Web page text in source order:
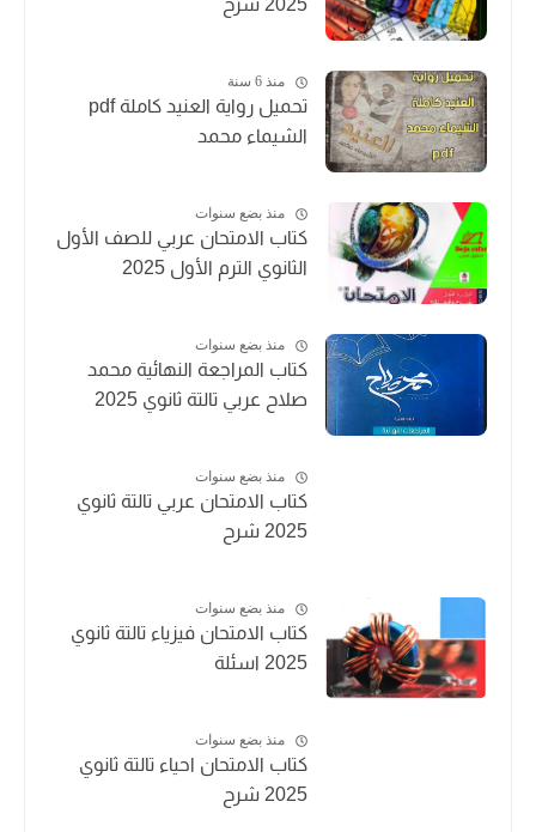
2025 شرح
منذ 6 سنة
تحميل رواية العنيد كاملة pdf
الشيماء محمد
منذ بضع سنوات
كتاب الامتحان عربي للصف الأول
الثانوي الترم الأول 2025
منذ بضع سنوات
كتاب المراجعة النهائية محمد
صلاح عربي تالتة ثانوي 2025
منذ بضع سنوات
كتاب الامتحان عربي تالتة ثانوي
2025 شرح
منذ بضع سنوات
كتاب الامتحان فيزياء تالتة ثانوي
2025 اسئلة
منذ بضع سنوات
كتاب الامتحان احياء تالتة ثانوي
2025 شرح